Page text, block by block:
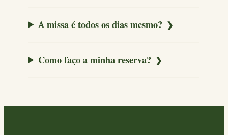
A missa é todos os dias mesmo?
Como faço a minha reserva?